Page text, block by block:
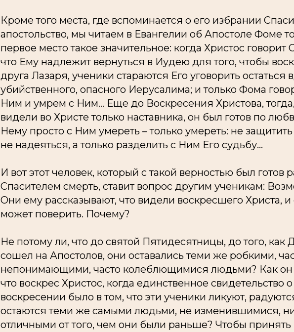
Кроме того места, где вспоминается о его избрании
апостольство, мы читаем в Евангелии об Апостоле Фоме
первое место такое значительное: когда Христос
что Ему надлежит вернуться в Иудею для того, чтобы
друга Лазаря, ученики стараются Его уговорить остаться
убийственного, опасного Иерусалима; и только Фома
Ним и умрем с Ним... Еще до Воскресения Христова,
видели во Христе только наставника, он был готов по
Нему просто с Ним умереть – только умереть: не защитить
не надеяться, а только разделить с Ним Его судьбу...
И вот этот человек, который с такой верностью был готов
Спасителем смерть, ставит вопрос другим ученикам:
Они ему рассказывают, что видели воскресшего Христа, и
может поверить. Почему?
Не потому ли, что до святой Пятидесятницы, до того, как
сошел на Апостолов, они оставались теми же робкими,
непонимающими, часто колеблющимися людьми? Как он
что воскрес Христос, когда единственное свидетельство
воскресении было в том, что эти ученики ликуют,
остаются теми же самыми людьми, не изменившимися,
отличными от того, чем они были раньше? Чтобы принять